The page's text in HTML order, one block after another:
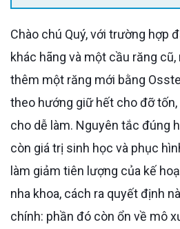
Chào chú Quý, với trường hợp đã có một implant
khác hãng và một cầu răng
thêm một răng mới bằng
theo hướng giữ hết cho đỡ
cho dễ làm. Nguyên tắc đúng
còn giá trị sinh học và phục
làm giảm tiên lượng của kế
nha khoa, cách ra quyết định
chính: phần đó còn ổn về mô